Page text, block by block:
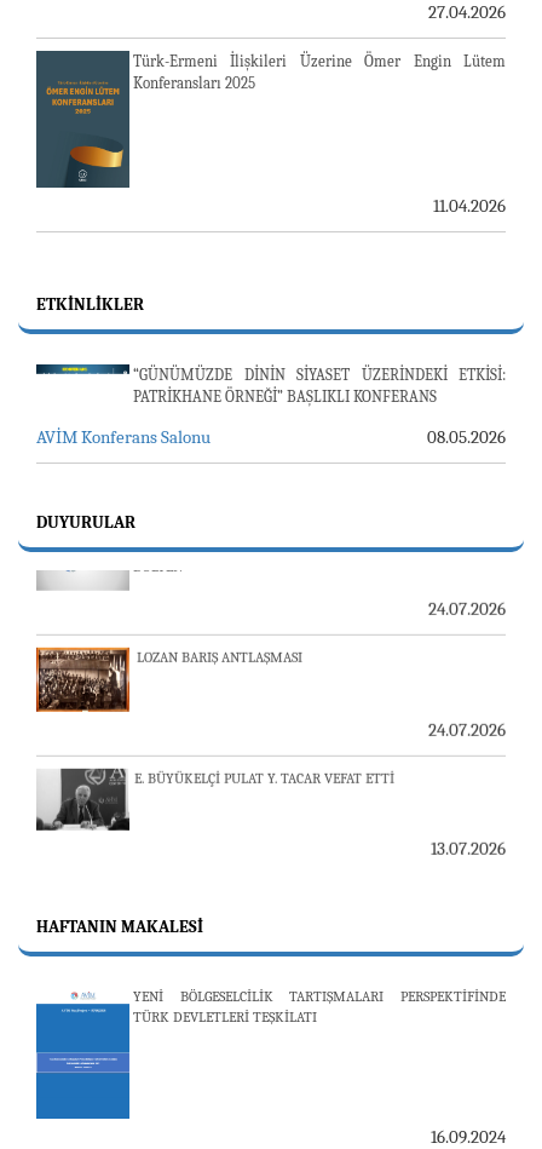
27.04.2026
Türk-Ermeni İlişkileri Üzerine Ömer Engin Lütem
Konferansları 2025
11.04.2026
ETKINLIKLER
“GÜNÜMÜZDE DİNİN SİYASET ÜZERİNDEKİ ETKİSİ:
PATRİKHANE ÖRNEĞİ” BAŞLIKLI KONFERANS
AVİM Konferans Salonu 08.05.2026
DUYURULARBÜLTEN
"REVIEW OF ARMENIAN STUDIES (RAS)" DERGİSİ'NİN
25.06.2026
HAFTANIN MAKALESI
YENİ BÖLGESELCİLİK TARTIŞMALARI PERSPEKTİFİNDE
TÜRK DEVLETLERİ TEŞKİLATI
16.09.2024